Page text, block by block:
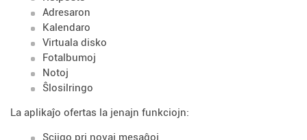
Adresaron
Kalendaro
Virtuala disko
Fotalbumoj
Notoj
Ŝlosilringo
La aplikaĵo ofertas la jenajn funkciojn:
Sciigo pri novaj mesaĝoj